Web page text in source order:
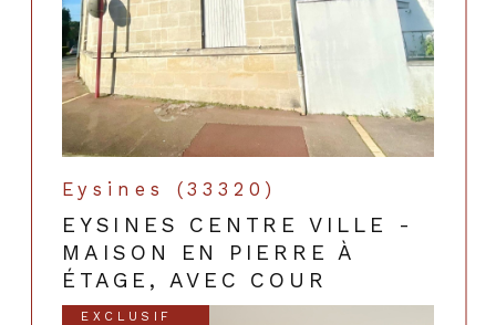
Eysines (33320)
EYSINES CENTRE VILLE -
MAISON EN PIERRE À
ÉTAGE, AVEC COUR
EXCLUSIF